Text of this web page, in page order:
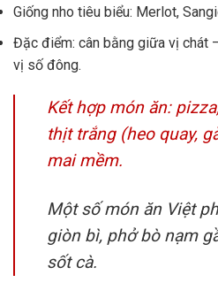
Giống nho tiêu biểu: Merlot,
Đặc điểm: cân bằng giữa vị chát
vị số đông.
Kết hợp món ăn:
thịt trắng (heo quay,
mai mềm.
Một số món ăn Việt
giòn bì, phở bò nạm
sốt cà.